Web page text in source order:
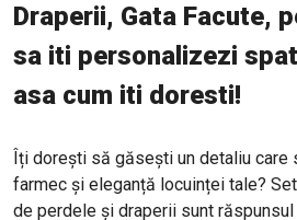
Draperii, Gata Facute,
sa iti personalizezi
asa cum iti doresti!
Îți dorești să găsești un detaliu care
farmec și eleganță locuinței tale?
de perdele și draperii sunt